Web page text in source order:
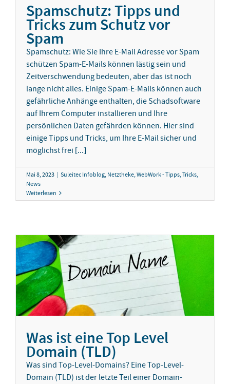
Spamschutz: Tipps und
Tricks zum Schutz vor
Spam
Spamschutz: Wie Sie Ihre E-Mail Adresse vor Spam
schützen Spam-E-Mails können lästig sein und
Zeitverschwendung bedeuten, aber das ist noch
lange nicht alles. Einige Spam-E-Mails können auch
gefährliche Anhänge enthalten, die Schadsoftware
auf Ihrem Computer installieren und Ihre
persönlichen Daten gefährden können. Hier sind
einige Tipps und Tricks, um Ihre E-Mail sicher und
möglichst frei [...]
Mai 8, 2023 | Suleitec Infoblog,Netztheke,WebWork - Tipps, Tricks,
News
Weiterlesen
Was ist eine Top Level
Domain (TLD)
Was sind Top-Level-Domains? Eine Top-Level-
Domain (TLD) ist der letzte Teil einer Domain-